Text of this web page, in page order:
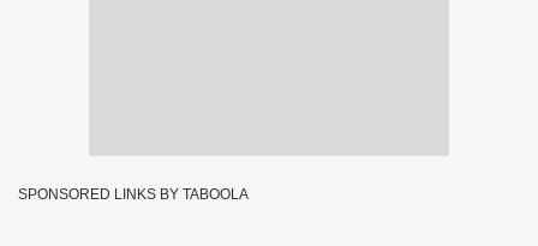
SPONSORED LINKS BY TABOOLA